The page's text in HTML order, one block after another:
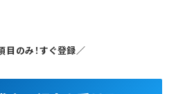
目のみ！すぐ登録／